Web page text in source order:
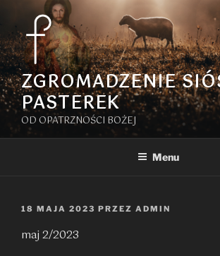
Przejdź
treści
ZGROMADZENIE
PASTEREK
OD OPATRZNOŚCI BOŻEJ
Menu
OPUBLIKOWANE
18 MAJA 2023 PRZEZ ADMIN
maj 2/2023